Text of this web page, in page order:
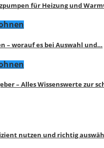
für Heizung und
– worauf es bei Auswahl und…
– Alles Wissenswerte zur
nutzen und richtig